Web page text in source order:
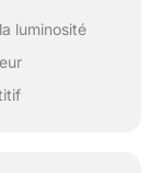
luminosité